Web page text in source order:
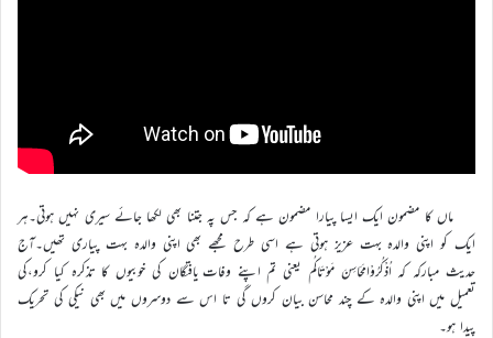
ماں کا مضمون ایک ایسا پیارا مضمون ہے کہ جس پہ جتنا بھی لکھا جائے سیری نہیں ہوتی۔ہر
ایک کو اپنی والدہ بہت عزیز ہوتی ہے اسی طرح مجھے بھی اپنی والدہ بہت پیاری تھیں۔آج
حدیث مبارکہ کہ اُذْکُرُوْامَحَاسِنَ مَوْتَاکُم یعنی تم اپنے وفات یافتگان کی خوبیوں کا تذکرہ کیا کرو،کی
تعمیل میں اپنی والدہ کے چند محاسن بیان کروں گی تا اس سے دوسروں میں بھی نیکی کی تحریک
پیدا ہو۔